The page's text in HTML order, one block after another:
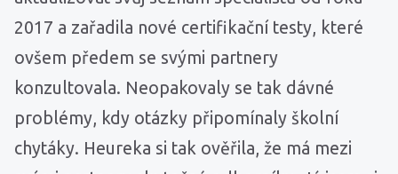
2017 a zařadila nové certifikační testy, které
ovšem předem se svými partnery
konzultovala. Neopakovaly se tak dávné
problémy, kdy otázky připomínaly školní
chytáky. Heureka si tak ověřila, že má mezi